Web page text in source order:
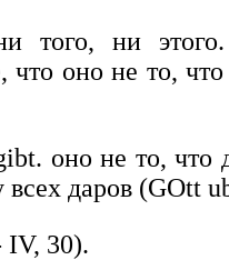
того, ни
что оно не то,
оно не то, что
всех даров (GOtt
IV, 30).